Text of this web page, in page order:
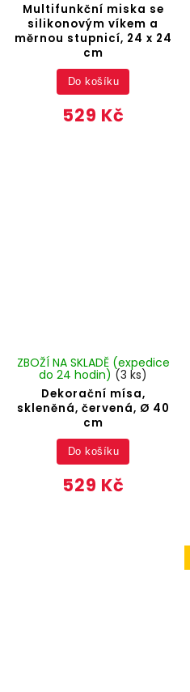
Multifunkční miska se
silikonovým víkem a
měrnou stupnicí, 24 x 24
cm
529 Kč
Do košíku
Dekorační mísa,
skleněná, červená, Ø 40
cm
ZBOŽÍ NA SKLADĚ (expedice
do 24 hodin) (3 ks)
529 Kč
Do košíku